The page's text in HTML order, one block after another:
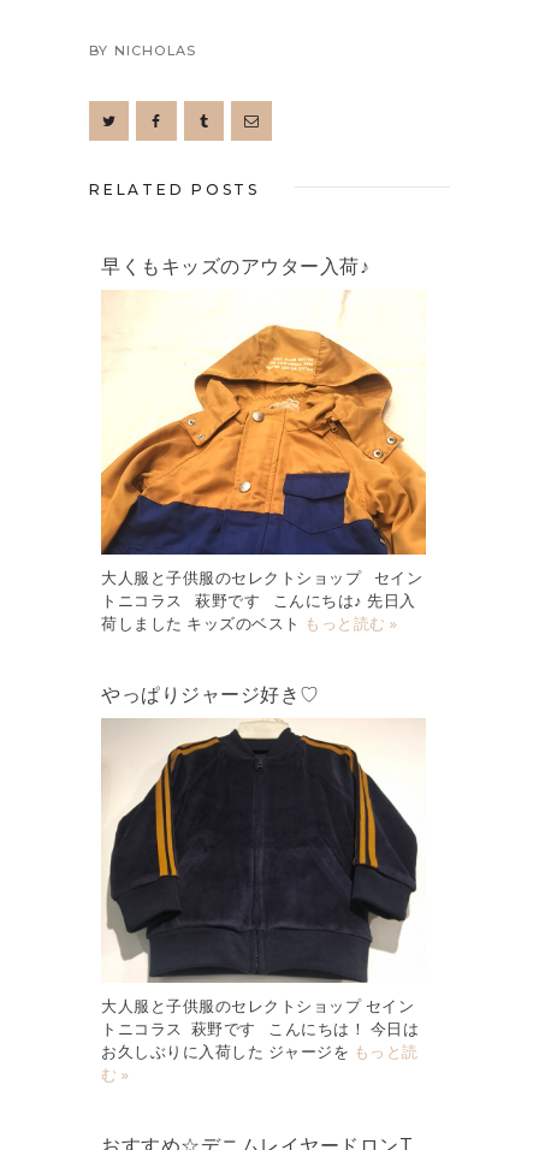
BY NICHOLAS
RELATED POSTS
早くもキッズのアウター入荷♪
大人服と子供服のセレクトショップ セイン
トニコラス 萩野です こんにちは♪ 先日入
荷しました キッズのベスト もっと読む »
やっぱりジャージ好き♡
大人服と子供服のセレクトショップ セイン
トニコラス 萩野です こんにちは！ 今日は
お久しぶりに入荷した ジャージを もっと読
む »